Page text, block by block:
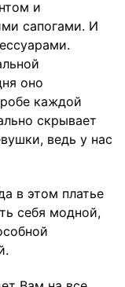
и
сапогами. И
оно
каждой
скрывает
ведь у нас
в этом платье
себя модной,